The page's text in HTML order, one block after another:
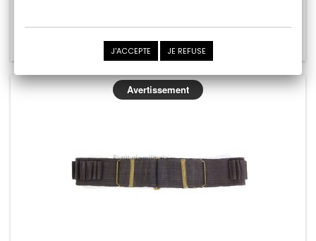
Ajouter au panier
Ajouter au comparateur
J'ACCEPTE JE REFUSE
Avertissement